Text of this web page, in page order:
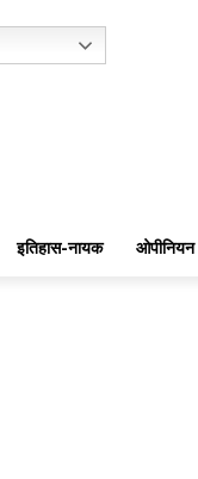
इतिहास-नायक ओपीनियन